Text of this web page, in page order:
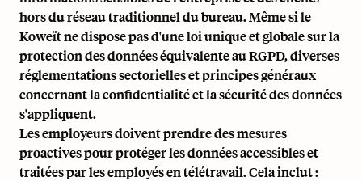
hors du réseau traditionnel du bureau. Même si le
Koweït ne dispose pas d'une loi unique et globale sur la
protection des données équivalente au RGPD, diverses
réglementations sectorielles et principes généraux
concernant la confidentialité et la sécurité des données
s'appliquent.
Les employeurs doivent prendre des mesures
proactives pour protéger les données accessibles et
traitées par les employés en télétravail. Cela inclut :